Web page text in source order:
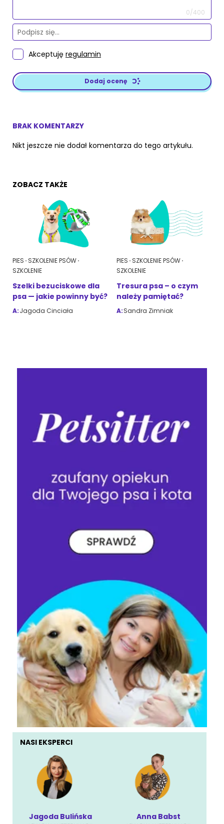
0/400
Akceptuję regulamin
Dodaj ocenę
BRAK KOMENTARZY
Nikt jeszcze nie dodał komentarza do tego artykułu.
ZOBACZ TAKŻE
PIES SZKOLENIE PSÓW
SZKOLENIE
Szelki bezuciskowe dla
psa — jakie powinny być?
A:Jagoda Cinciała
PIES SZKOLENIE PSÓW
SZKOLENIE
Tresura psa – o czym
należy pamiętać?
A:Sandra Zimniak
NASI EKSPERCI
Jagoda Bulińska Anna Babst